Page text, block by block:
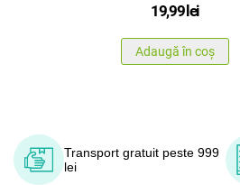
19,99lei
Adaugă în coș
Transport gratuit peste 999
lei